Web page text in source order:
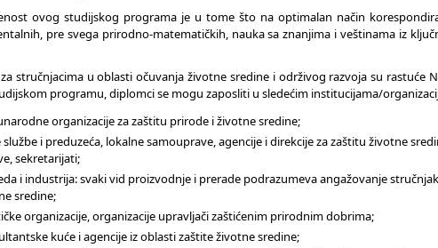
ovog studijskog programa je u tome što na optimalan način
pre svega prirodno-matematičkih, nauka sa znanjima i veštinama iz
stručnjacima u oblasti očuvanja životne sredine i održivog razvoja su rastuće
programu, diplomci se mogu zaposliti u sledećim institucijama/
organizacije za zaštitu prirode i životne sredine;
službe i preduzeća, lokalne samouprave, agencije i direkcije za zaštitu životne
sekretarijati;
i industrija: svaki vid proizvodnje i prerade podrazumeva angažovanje
sredine;
organizacije, organizacije upravljači zaštićenim prirodnim dobrima;
kuće i agencije iz oblasti zaštite životne sredine;